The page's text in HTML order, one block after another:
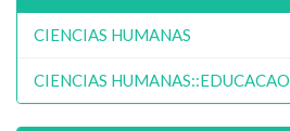
CIENCIAS HUMANAS
CIENCIAS HUMANAS::EDUCACAO